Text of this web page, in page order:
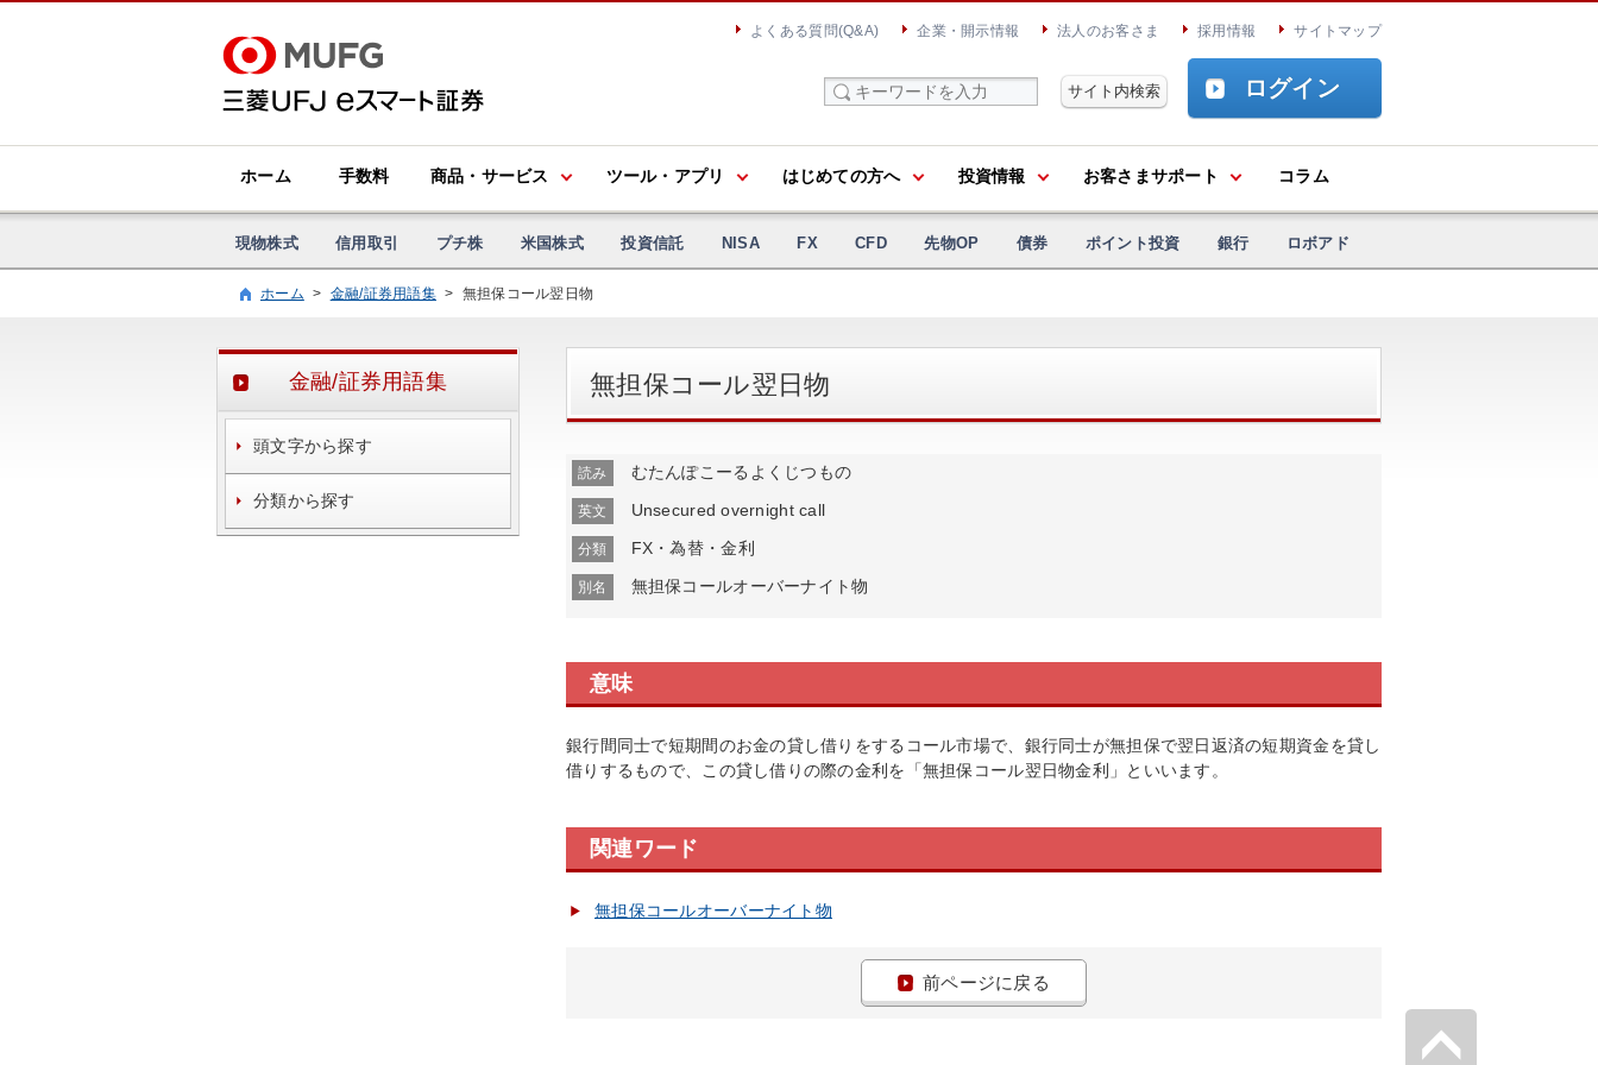
よくある質問(Q&A) 企業・開示情報 法人のお客さま 採用情報 サイトマップ
ログイン
ホーム 手数料 商品・サービス ツール・アプリ はじめての方へ 投資情報 お客さまサポート コラム
現物株式 信用取引 プチ株 米国株式 投資信託 NISA FX CFD 先物OP 債券 ポイント投資 銀行 ロボアド
ホーム > 金融/証券用語集 > 無担保コール翌日物
無担保コール翌日物
読み むたんぽこーるよくじつもの
英文 Unsecured overnight call
分類 FX・為替・金利
別名 無担保コールオーバーナイト物
意味
銀行間同士で短期間のお金の貸し借りをするコール市場で、銀行同士が無担保で翌日返済の短期資金を貸し
借りするもので、この貸し借りの際の金利を「無担保コール翌日物金利」といいます。
関連ワード
無担保コールオーバーナイト物
前ページに戻る
金融/証券用語集
頭文字から探す
分類から探す